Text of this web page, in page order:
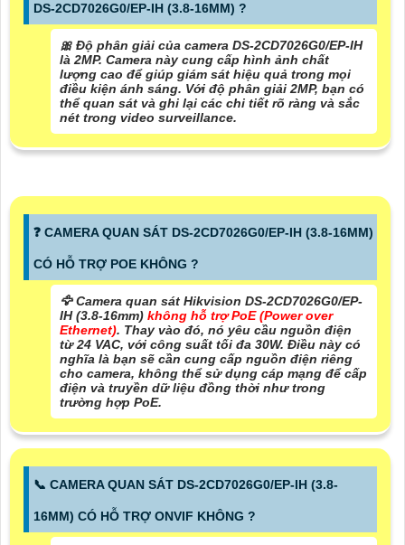
DS-2CD7026G0/EP-IH (3.8-16MM) ?
🎀 Độ phân giải của camera DS-2CD7026G0/EP-IH
là 2MP. Camera này cung cấp hình ảnh chất
lượng cao để giúp giám sát hiệu quả trong mọi
điều kiện ánh sáng. Với độ phân giải 2MP, bạn có
thể quan sát và ghi lại các chi tiết rõ ràng và sắc
nét trong video surveillance.
️❓ CAMERA QUAN SÁT DS-2CD7026G0/EP-IH (3.8-16MM)
CÓ HỖ TRỢ POE KHÔNG ?
🦅 Camera quan sát Hikvision DS-2CD7026G0/EP-
IH (3.8-16mm) không hỗ trợ PoE (Power over
Ethernet). Thay vào đó, nó yêu cầu nguồn điện
từ24 VAC, với công suất tối đa 30W. Điều này có
nghĩa là bạn sẽ cần cung cấp nguồn điện riêng
cho camera, không thể sử dụng cáp mạng để cấp
điện và truyền dữ liệu đồng thời như trong
trường hợp PoE.
📞 CAMERA QUAN SÁT DS-2CD7026G0/EP-IH (3.8-
16MM) CÓ HỖ TRỢ ONVIF KHÔNG ?